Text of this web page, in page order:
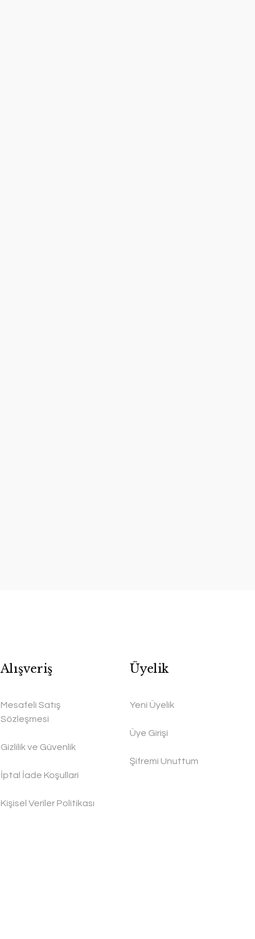
Alışveriş
Mesafeli Satış
Sözleşmesi
Gizlilik ve Güvenlik
İptal İade Koşullari
Kişisel Veriler Politikası
Üyelik
Yeni Üyelik
Üye Girişi
Şifremi Unuttum